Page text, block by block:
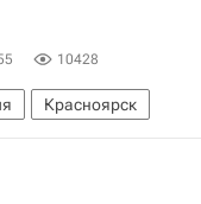
10428
Красноярск